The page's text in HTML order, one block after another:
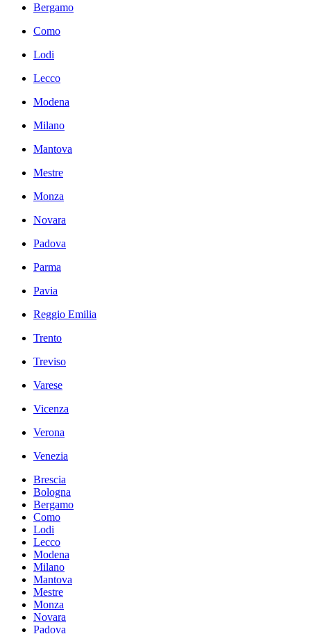
Bergamo
Como
Lodi
Lecco
Modena
Milano
Mantova
Mestre
Monza
Novara
Padova
Parma
Pavia
Reggio Emilia
Trento
Treviso
Varese
Vicenza
Verona
Venezia
Brescia
Bologna
Bergamo
Como
Lodi
Lecco
Modena
Milano
Mantova
Mestre
Monza
Novara
Padova